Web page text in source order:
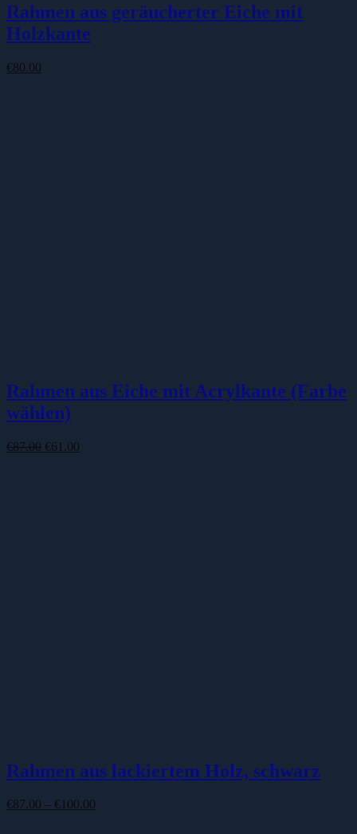
Rahmen aus geräucherter Eiche mit
Holzkante
€80.00
Rahmen aus Eiche mit Acrylkante (Farbe
wählen)
€87.00 Ursprünglicher
€61.00
Rahmen aus lackiertem Holz, schwarz
€87.00 – €100.00